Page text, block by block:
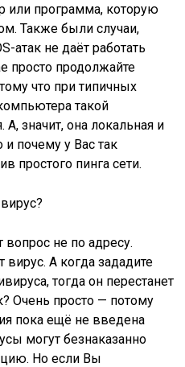
или программа, которую
Также были случаи,
атак не даёт работать
просто продолжайте
что при типичных
такой
значит, она локальная и
и почему у Вас так
простого пинга сети.
вопрос не по адресу.
А когда зададите
тогда он перестанет
Очень просто — потому
пока ещё не введена
могут безнаказанно
Но если Вы